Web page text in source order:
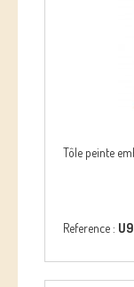
Tôle peinte
Reference :